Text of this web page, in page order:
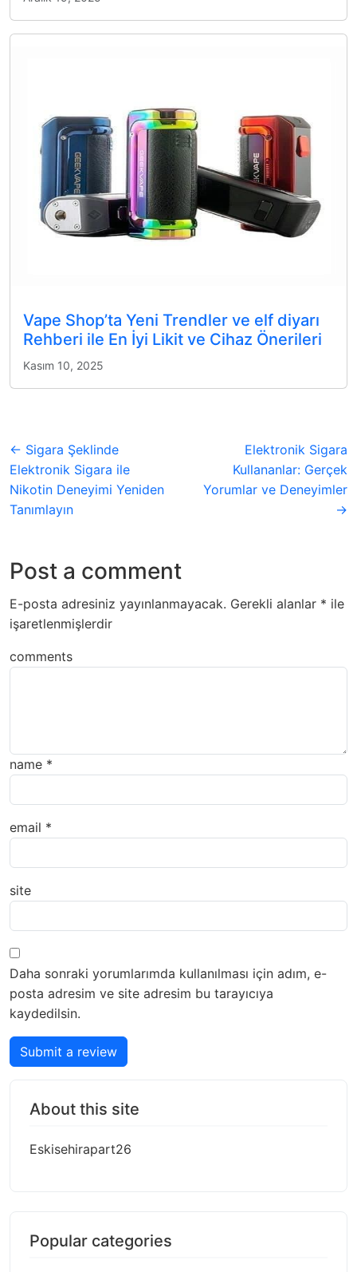
Vape Shop’ta Yeni Trendler ve elf diyarı
Rehberi ile En İyi Likit ve Cihaz Önerileri
Kasım 10, 2025
← Sigara Şeklinde
Elektronik Sigara ile
Nikotin Deneyimi Yeniden
Tanımlayın
Elektronik Sigara
Kullananlar: Gerçek
Yorumlar ve Deneyimler
→
Post a comment
E-posta adresiniz yayınlanmayacak. Gerekli alanlar * ile
işaretlenmişlerdir
comments
name *
email *
site
Daha sonraki yorumlarımda kullanılması için adım, e-
posta adresim ve site adresim bu tarayıcıya
kaydedilsin.
Submit a review
About this site
Eskisehirapart26
Popular categories